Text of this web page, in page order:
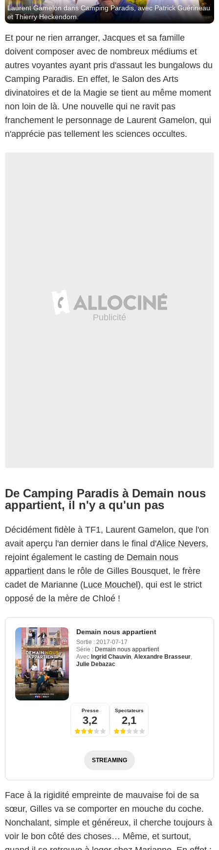
Laurent Gamelon dans Camping Paradis, avec Patrick Guérineau
et Thierry Heckendorn.
Et pour ne rien arranger, Jacques et sa famille
doivent composer avec de nombreux médiums et
autres voyantes ayant pris d'assaut les bungalows du
Camping Paradis. En effet, le Salon des Arts
divinatoires et de la Magie se tient au même moment
non loin de là. Une nouvelle qui ne ravit pas
franchement le personnage de Laurent Gamelon, qui
n'apprécie pas tellement les sciences occultes.
De Camping Paradis à Demain nous
appartient, il n'y a qu'un pas
Décidément fidèle à TF1, Laurent Gamelon, que l'on
avait aperçu l'an dernier dans le final d'Alice Nevers,
rejoint également le casting de Demain nous
appartient dans le rôle de Gilles Bousquet, le frère
cadet de Marianne (Luce Mouchel), qui est le strict
opposé de la mère de Chloé !
Demain nous appartient
Sortie : 2017-07-17
Série : Demain nous appartient
Avec Ingrid Chauvin Alexandre Brasseur
Julie Debazac
Presse
3,2
Spectateurs
2,1
STREAMING
Face à la rigidité empreinte de mauvaise foi de sa
sœur, Gilles va se comporter en mouche du coche.
Nonchalant, simple et généreux, il cherche toujours à
voir le bon côté des choses… Même, et surtout,